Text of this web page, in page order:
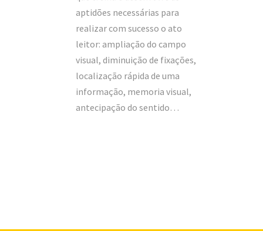
aptidões necessárias para
realizar com sucesso o ato
leitor: ampliação do campo
visual, diminuição de fixações,
localização rápida de uma
informação, memoria visual,
antecipação do sentido…